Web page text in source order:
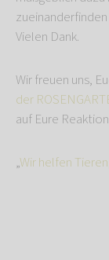
Vielen Dank.
Wir freuen uns,
der
auf Eure
„Wir helfen